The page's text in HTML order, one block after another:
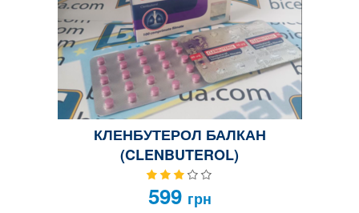
КЛЕНБУТЕРОЛ БАЛКАН
(CLENBUTEROL)
599 грн